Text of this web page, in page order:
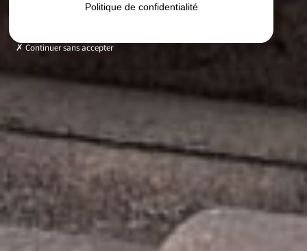
Politique de confidentialité
Continuer sans accepter